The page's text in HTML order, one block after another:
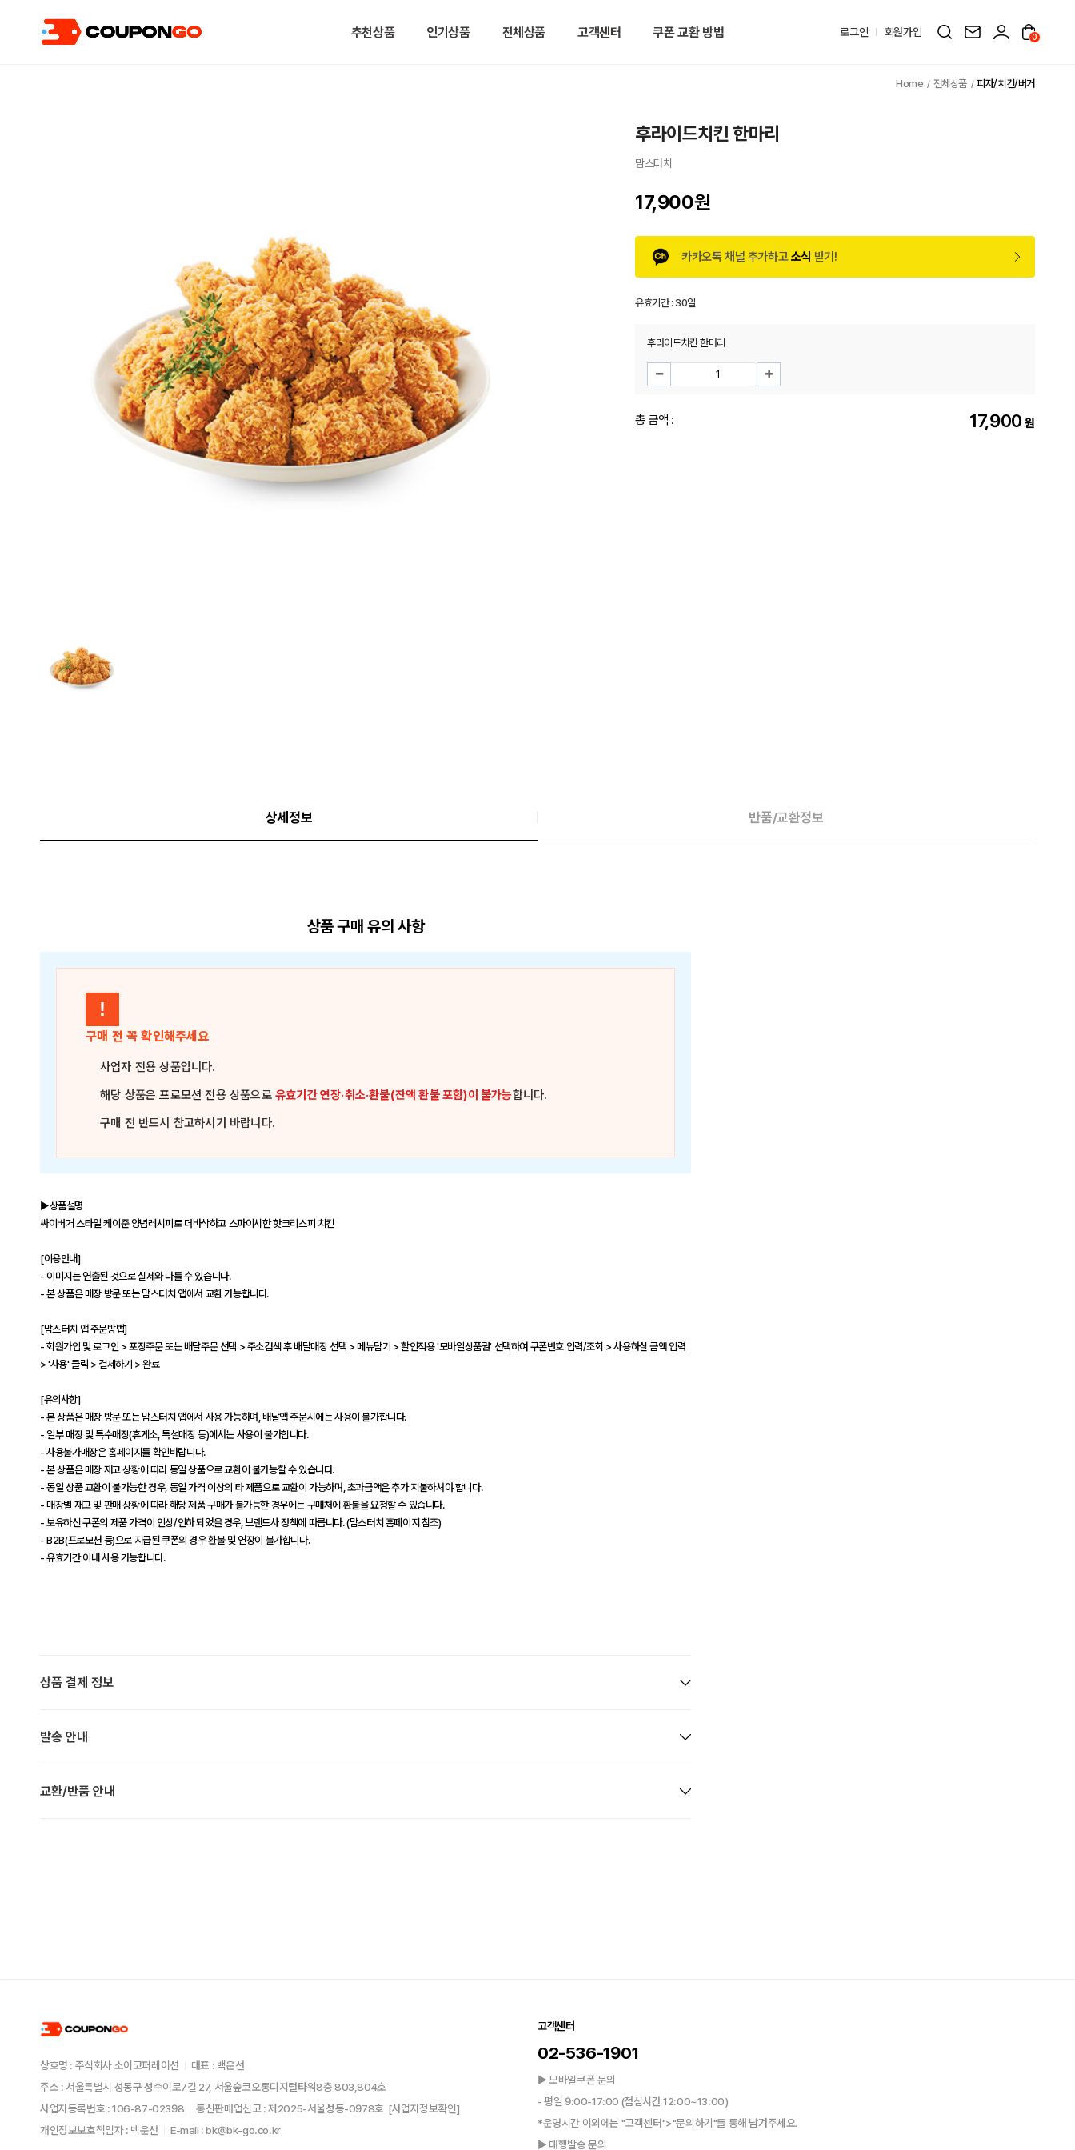
추천상품 인기상품 전체상품 고객센터 쿠폰 교환 방법 로그인 회원가입 0
전체상품 피자/치킨/버거
후라이드치킨 한마리
맘스터치
17,900원
카카오톡 채널 추가하고소식 받기!
유효기간 :30일
후라이드치킨 한마리
총 금액 : 17,900 원
상세정보 반품/교환정보
상품 구매 유의 사항
!
구매 전 꼭 확인해주세요
사업자 전용 상품입니다.
해당 상품은프로모션 전용 상품으로유효기간 연장·취소·환불(잔액 환불 포함)이 불가능합니다.
구매 전 반드시 참고하시기 바랍니다.
▶상품설명
싸이버거 스타일 케이준 양념레시피로 더바삭하고 스파이시한 핫크리스피 치킨
[이용안내]
- 이미지는 연출된 것으로 실제와 다를 수 있습니다.
- 본 상품은 매장 방문 또는 맘스터치 앱에서 교환 가능합니다.
[맘스터치 앱 주문방법]
- 회원가입 및 로그인 > 포장주문 또는 배달주문 선택 > 주소검색 후 배달매장 선택 > 메뉴담기 > 할인적용 '모바일상품권' 선택하여 쿠폰번호 입력/조회 > 사용하실 금액 입력
> '사용' 클릭 > 결제하기 > 완료
[유의사항]
- 본 상품은 매장 방문 또는 맘스터치 앱에서 사용 가능하며, 배달앱 주문시에는 사용이 불가합니다.
- 일부 매장 및 특수매장(휴게소, 특설매장 등)에서는 사용이 불가합니다.
- 사용불가매장은 홈페이지를 확인바랍니다.
- 본 상품은 매장 재고 상황에 따라 동일 상품으로 교환이 불가능할 수 있습니다.
- 동일 상품 교환이 불가능한 경우, 동일 가격 이상의 타 제품으로 교환이 가능하며, 초과금액은 추가 지불하셔야 합니다.
- 매장별 재고 및 판매 상황에 따라 해당 제품 구매가 불가능한 경우에는 구매처에 환불을 요청할 수 있습니다.
- 보유하신 쿠폰의 제품 가격이 인상/인하 되었을 경우, 브랜드사 정책에 따릅니다. (맘스터치 홈페이지 참조)
- B2B(프로모션 등)으로 지급된 쿠폰의 경우 환불 및 연장이 불가합니다.
- 유효기간 이내 사용 가능합니다.
상품 결제 정보
발송 안내
교환/반품 안내
상호명 : 주식회사 소이코퍼레이션
대표 : 백운선
주소 : 서울특별시 성동구 성수이로7길 27, 서울숲코오롱디지털타워8층 803,804호
사업자등록번호 : 106-87-02398
통신판매업신고 : 제2025-서울성동-0978호 [사업자정보확인]
개인정보보호책임자 : 백운선
E-mail : bk@bk-go.co.kr
고객센터
02-536-1901
▶ 모바일쿠폰 문의
- 평일 9:00-17:00 (점심시간 12:00~13:00)
*운영시간 이외에는 "고객센터">"문의하기"를 통해 남겨주세요.
▶ 대행발송 문의